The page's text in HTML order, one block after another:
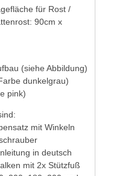
für Rost /
90cm x
(siehe Abbildung)
dunkelgrau)
pink)
mit Winkeln
in deutsch
mit 2x Stützfuß